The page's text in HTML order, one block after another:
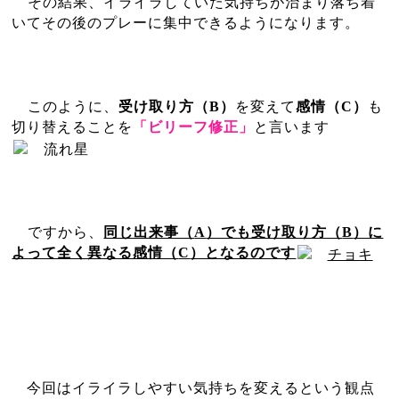
いてその後のプレーに集中できるようになります。
このように、 受け取り方（B） を変えて感情（C ）
も
切り替えることを
「ビリーフ修正」 と言います
ですから、 同じ出来事（A ）でも受け取り方（B）に
よって全く異なる感情（C ）となるのです
今回はイライラしやすい気持ちを変えるという観点